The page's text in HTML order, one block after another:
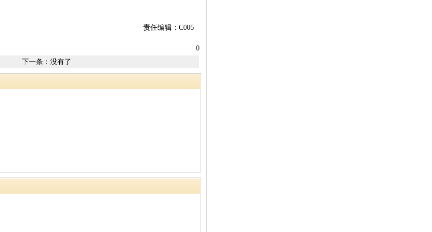
责任编辑：C005
0
下一条：没有了